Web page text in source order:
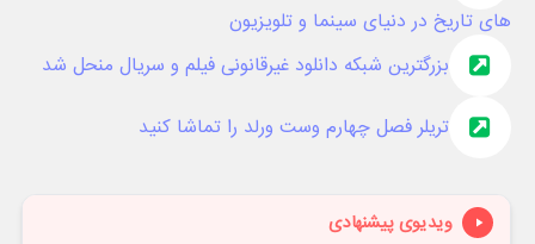
های تاریخ در دنیای سینما و تلویزیون
بزرگترین شبکه دانلود غیرقانونی فیلم و سریال منحل شد
تریلر فصل چهارم وست ورلد را تماشا کنید
ویدیوی پیشنهادی